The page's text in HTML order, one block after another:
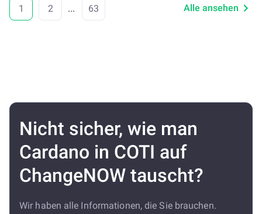
1 2 ... 63 Alle ansehen
Nicht sicher, wie man
Cardano in COTI auf
ChangeNOW tauscht?
Wir haben alle Informationen, die Sie brauchen.